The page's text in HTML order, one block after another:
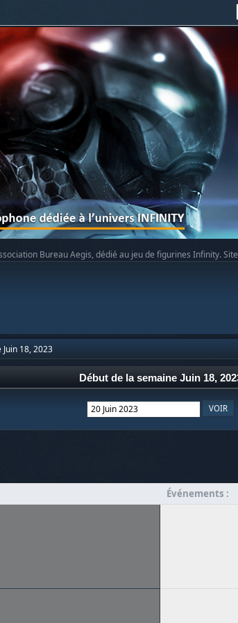
Bureau Aegis, dédié au jeu de figurines Infinity.
18, 2023
Début de la semaine Juin 18,
Événements :